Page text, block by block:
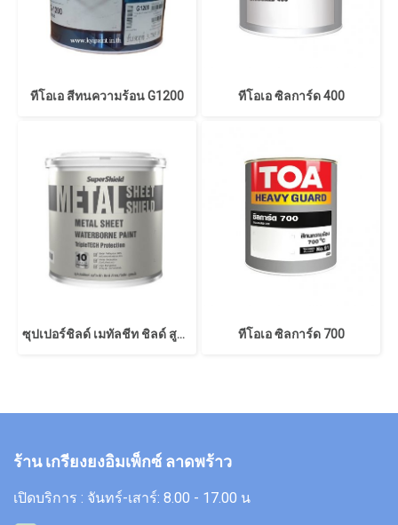
ทีโอเอ สีทนความร้อน G1200 ทีโอเอ ซิลการ์ด 400
ซุปเปอร์ชิลด์ เมทัลชีท ชิลด์ สูตรน้ำ ทีโอเอ ซิลการ์ด 700
ร้าน เกรียงยงอิมเพ็กซ์ ลาดพร้าว
เปิดบริการ : จันทร์-เสาร์: 8.00 - 17.00 น